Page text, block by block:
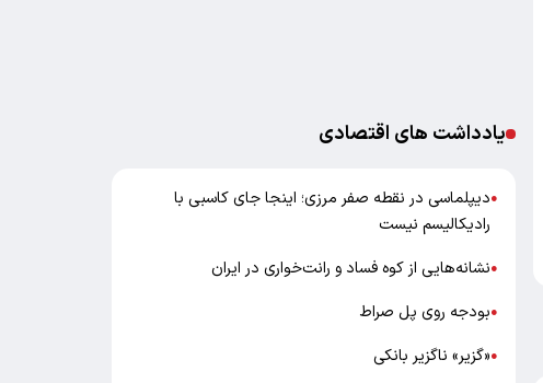
یادداشت های اقتصادی
●دیپلماسی در نقطه صفر مرزی؛ اینجا جای کاسبی با
رادیکالیسم نیست
●نشانه‌هایی از کوه فساد و رانت‌خواری در ایران
●بودجه روی پل صراط
●«گزیر» ناگزیر بانکی